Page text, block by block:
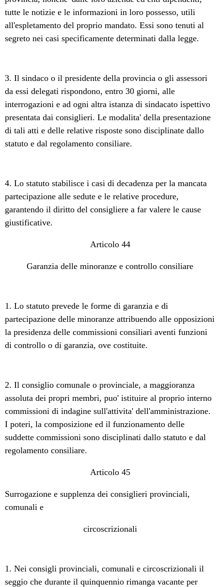
tutte le notizie e le informazioni in loro possesso, utili
all'espletamento del proprio mandato. Essi sono tenuti al
segreto nei casi specificamente determinati dalla legge.
3. Il sindaco o il presidente della provincia o gli assessori
da essi delegati rispondono, entro 30 giorni, alle
interrogazioni e ad ogni altra istanza di sindacato ispettivo
presentata dai consiglieri. Le modalita' della presentazione
di tali atti e delle relative risposte sono disciplinate dallo
statuto e dal regolamento consiliare.
4. Lo statuto stabilisce i casi di decadenza per la mancata
partecipazione alle sedute e le relative procedure,
garantendo il diritto del consigliere a far valere le cause
giustificative.
Articolo 44
Garanzia delle minoranze e controllo consiliare
1. Lo statuto prevede le forme di garanzia e di
partecipazione delle minoranze attribuendo alle opposizioni
la presidenza delle commissioni consiliari aventi funzioni
di controllo o di garanzia, ove costituite.
2. Il consiglio comunale o provinciale, a maggioranza
assoluta dei propri membri, puo' istituire al proprio interno
commissioni di indagine sull'attivita' dell'amministrazione.
I poteri, la composizione ed il funzionamento delle
suddette commissioni sono disciplinati dallo statuto e dal
regolamento consiliare.
Articolo 45
Surrogazione e supplenza dei consiglieri provinciali,
comunali e
circoscrizionali
1. Nei consigli provinciali, comunali e circoscrizionali il
seggio che durante il quinquennio rimanga vacante per